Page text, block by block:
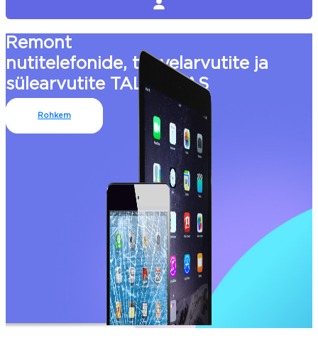
Remont
nutitelefonide, tahvelarvutite ja
sülearvutite TALLINNAS
Rohkem